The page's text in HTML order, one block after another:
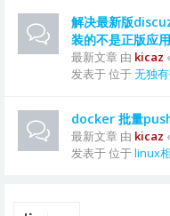
解决最新版
装的不是正版应用
最新文章 由 kicaz
发表于 位于无独
docker 批量
最新文章 由 kicaz
发表于 位于linux